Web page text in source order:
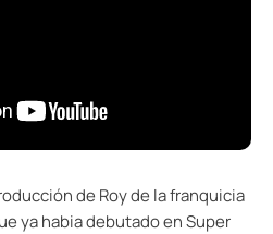
de Roy de la franquicia
ya habia debutado en Super